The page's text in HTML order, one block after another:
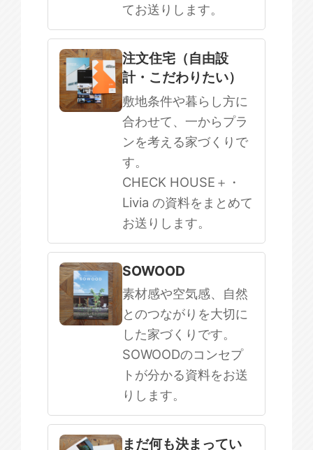
てお送りします。
注文住宅（自由設
計・こだわりたい）
敷地条件や暮らし方に
合わせて、一からプラ
ンを考える家づくりで
す。
CHECK HOUSE＋・
Livia の資料をまとめて
お送りします。
SOWOOD
素材感や空気感、自然
とのつながりを大切に
した家づくりです。
SOWOODのコンセプ
トが分かる資料をお送
りします。
まだ何も決まってい